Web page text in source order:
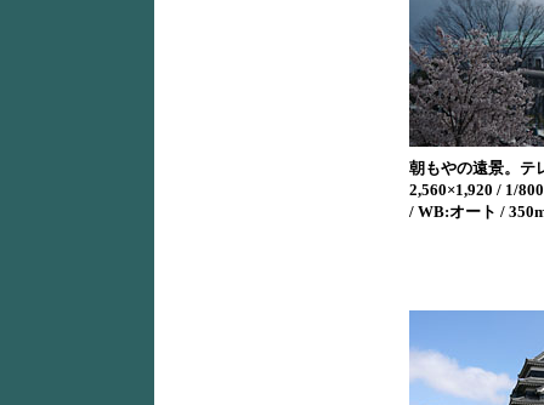
朝もやの遠景。テ
2,560×1,920 / 1/
/ WB:オート /